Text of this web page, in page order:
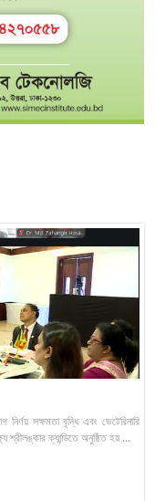
সক্ষমতা বৃদ্ধি এবং ভেটেরিনারি
শ্রীলঙ্কার ক্যান্ডিতে অনুষ্ঠিত হয় ...